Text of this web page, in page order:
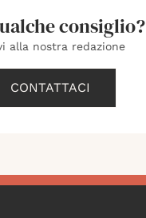
consiglio?
alla nostra redazione
CONTATTACI